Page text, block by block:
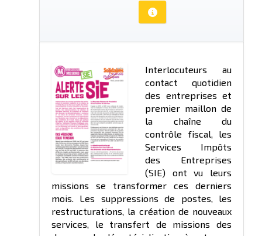
Interlocuteurs au
contact quotidien
des entreprises et
premier maillon de
la chaîne du
contrôle fiscal, les
Services Impôts
des Entreprises
(SIE) ont vu leurs
missions se transformer ces derniers
mois. Les suppressions de postes, les
restructurations, la création de nouveaux
services, le transfert de missions des